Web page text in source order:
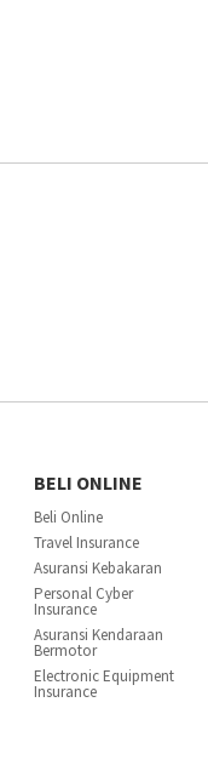
BELI ONLINE
Beli Online
Travel Insurance
Asuransi Kebakaran
Personal Cyber
Insurance
Asuransi Kendaraan
Bermotor
Electronic Equipment
Insurance